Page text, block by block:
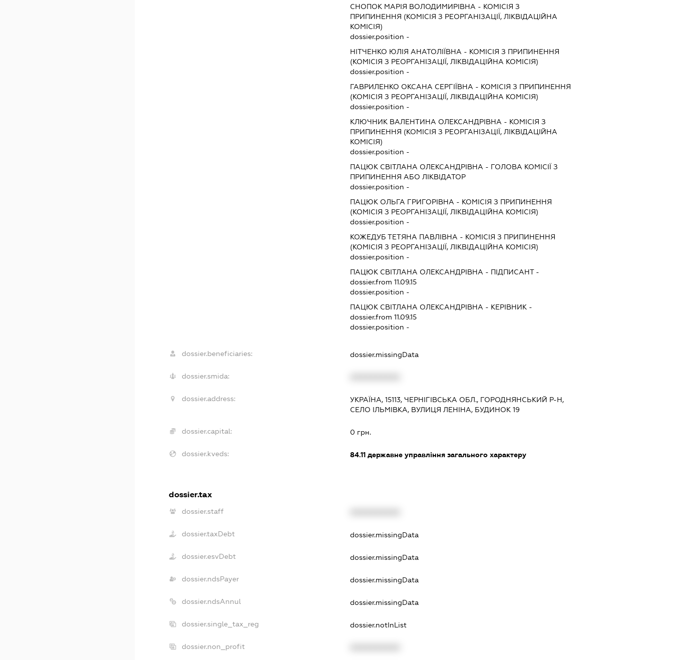
СНОПОК МАРІЯ ВОЛОДИМИРІВНА - КОМІСІЯ З
ПРИПИНЕННЯ (КОМІСІЯ З РЕОРГАНІЗАЦІЇ, ЛІКВІДАЦІЙНА
КОМІСІЯ)
dossier.position -
НІТЧЕНКО ЮЛІЯ АНАТОЛІЇВНА - КОМІСІЯ З ПРИПИНЕННЯ
(КОМІСІЯ З РЕОРГАНІЗАЦІЇ, ЛІКВІДАЦІЙНА КОМІСІЯ)
dossier.position -
ГАВРИЛЕНКО ОКСАНА СЕРГІЇВНА - КОМІСІЯ З ПРИПИНЕННЯ
(КОМІСІЯ З РЕОРГАНІЗАЦІЇ, ЛІКВІДАЦІЙНА КОМІСІЯ)
dossier.position -
КЛЮЧНИК ВАЛЕНТИНА ОЛЕКСАНДРІВНА - КОМІСІЯ З
ПРИПИНЕННЯ (КОМІСІЯ З РЕОРГАНІЗАЦІЇ, ЛІКВІДАЦІЙНА
КОМІСІЯ)
dossier.position -
ПАЦЮК СВІТЛАНА ОЛЕКСАНДРІВНА - ГОЛОВА КОМІСІЇ З
ПРИПИНЕННЯ АБО ЛІКВІДАТОР
dossier.position -
ПАЦЮК ОЛЬГА ГРИГОРІВНА - КОМІСІЯ З ПРИПИНЕННЯ
(КОМІСІЯ З РЕОРГАНІЗАЦІЇ, ЛІКВІДАЦІЙНА КОМІСІЯ)
dossier.position -
КОЖЕДУБ ТЕТЯНА ПАВЛІВНА - КОМІСІЯ З ПРИПИНЕННЯ
(КОМІСІЯ З РЕОРГАНІЗАЦІЇ, ЛІКВІДАЦІЙНА КОМІСІЯ)
dossier.position -
ПАЦЮК СВІТЛАНА ОЛЕКСАНДРІВНА - ПІДПИСАНТ-
dossier.from 11.09.15
dossier.position -
ПАЦЮК СВІТЛАНА ОЛЕКСАНДРІВНА - КЕРІВНИК -
dossier.from 11.09.15
dossier.position -
dossier.beneficiaries: dossier.missingData
dossier.smida:
dossier.address:
УКРАЇНА, 15113, ЧЕРНІГІВСЬКА ОБЛ., ГОРОДНЯНСЬКИЙ Р-Н,
СЕЛО ІЛЬМІВКА, ВУЛИЦЯ ЛЕНІНА, БУДИНОК 19
dossier.capital: 0 грн.
dossier.kveds: 84.11державне управління загального характеру
dossier.tax
dossier.staff
dossier.taxDebt dossier.missingData
dossier.esvDebt dossier.missingData
dossier.ndsPayer dossier.missingData
dossier.ndsAnnul dossier.missingData
dossier.single_tax_reg dossier.notInList
dossier.non_profit